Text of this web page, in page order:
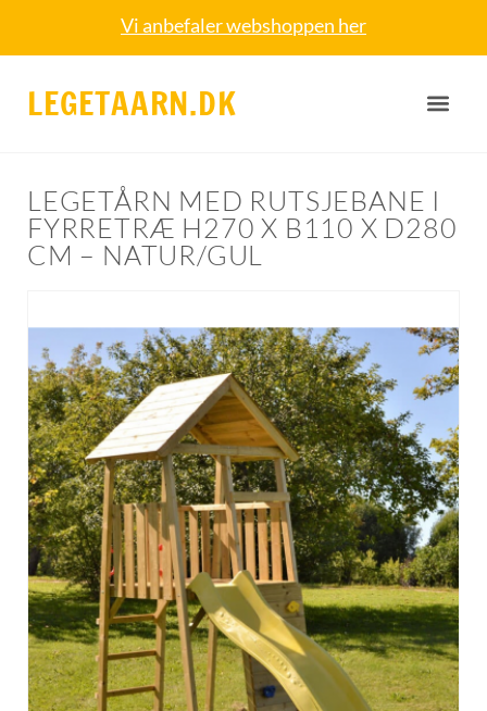
Vi anbefaler webshoppen her
LEGETAARN.DK
LEGETÅRN MED RUTSJEBANE I
FYRRETRÆ H270 X B110 X D280
CM – NATUR/GUL